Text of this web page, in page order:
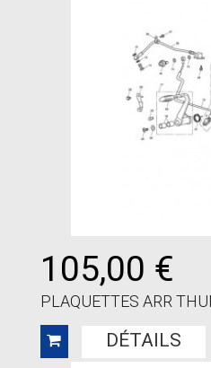
105,00 €
PLAQUETTES ARR
DÉTAILS